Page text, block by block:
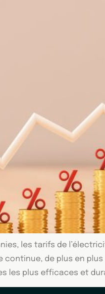
les tarifs de
continue, de plus en
les plus efficaces et